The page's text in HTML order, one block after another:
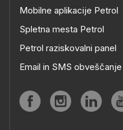
Mobilne aplikacije Petrol
Spletna mesta Petrol
Petrol raziskovalni panel
Email in SMS obveščanje